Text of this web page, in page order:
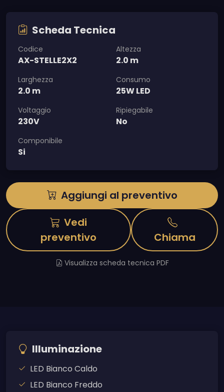
Scheda Tecnica
Codice
AX-STELLE2X2
Altezza
2.0 m
Larghezza
2.0 m
Consumo
25W LED
Voltaggio
230V
Ripiegabile
No
Componibile
Si
Aggiungi al preventivo
Vedi
preventivo
Chiama
Visualizza scheda tecnica PDF
Illuminazione
LED Bianco Caldo
LED Bianco Freddo